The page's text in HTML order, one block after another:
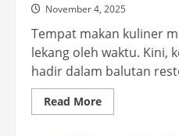
November 4, 2025
Tempat makan kuliner
lekang oleh waktu. Kini,
hadir dalam balutan
Read MoreRead
more